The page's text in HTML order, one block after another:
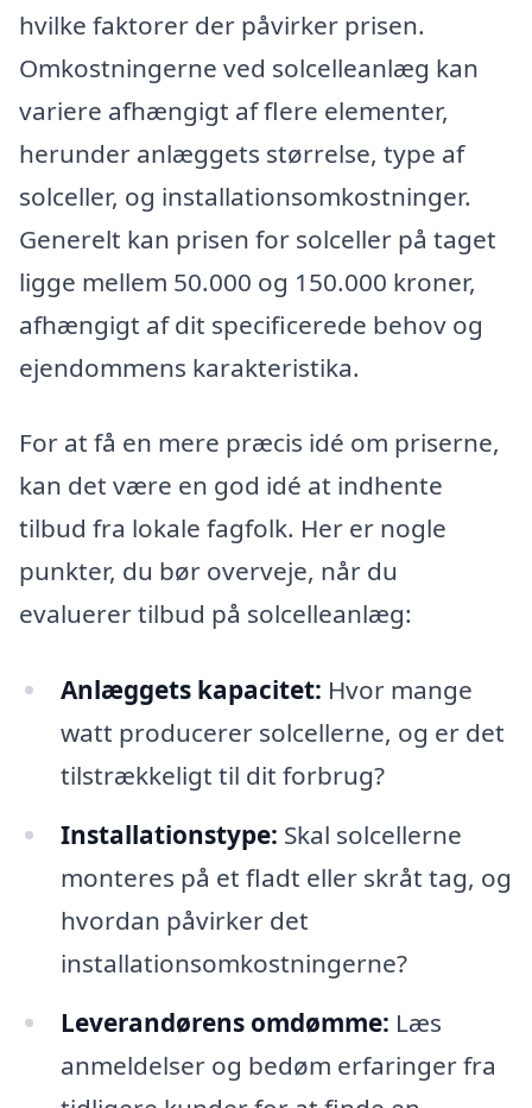
hvilke faktorer der påvirker prisen.
Omkostningerne ved solcelleanlæg kan
variere afhængigt af flere elementer,
herunder anlæggets størrelse, type af
solceller, og installationsomkostninger.
Generelt kan prisen for solceller på taget
ligge mellem 50.000 og 150.000 kroner,
afhængigt af dit specificerede behov og
ejendommens karakteristika.
For at få en mere præcis idé om priserne,
kan det være en god idé at indhente
tilbud fra lokale fagfolk. Her er nogle
punkter, du bør overveje, når du
evaluerer tilbud på solcelleanlæg:
Anlæggets kapacitet: Hvor mange
watt producerer solcellerne, og er det
tilstrækkeligt til dit forbrug?
Installationstype: Skal solcellerne
monteres på et fladt eller skråt tag, og
hvordan påvirker det
installationsomkostningerne?
Leverandørens omdømme: Læs
anmeldelser og bedøm erfaringer fra